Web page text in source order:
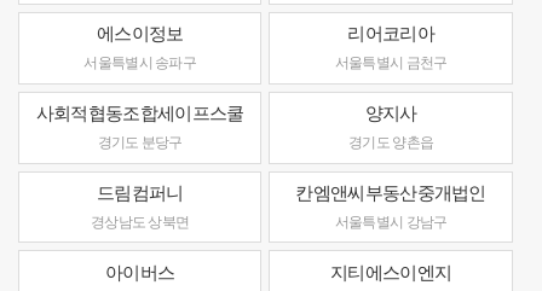
에스이정보
서울특별시 송파구
리어코리아
서울특별시 금천구
사회적협동조합세이프스쿨
경기도 분당구
양지사
경기도 양촌읍
드림컴퍼니
경상남도 상북면
칸엠앤씨부동산중개법인
서울특별시 강남구
아이버스 지티에스이엔지